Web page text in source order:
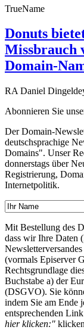
TrueName
Donuts
Missbrauch
Domain-
RA Daniel
Abonnieren Sie
Der Domain-
deutschsprachige
Domains". Unser
donnerstags über
Registrierung,
Internetpolitik.
Mit Bestellung des
dass wir Ihre Daten
(vormals Episerver
Rechtsgrundlage
Buchstabe a) der
(DSGVO). Sie
indem Sie am Ende
entsprechenden
hier klicken:"